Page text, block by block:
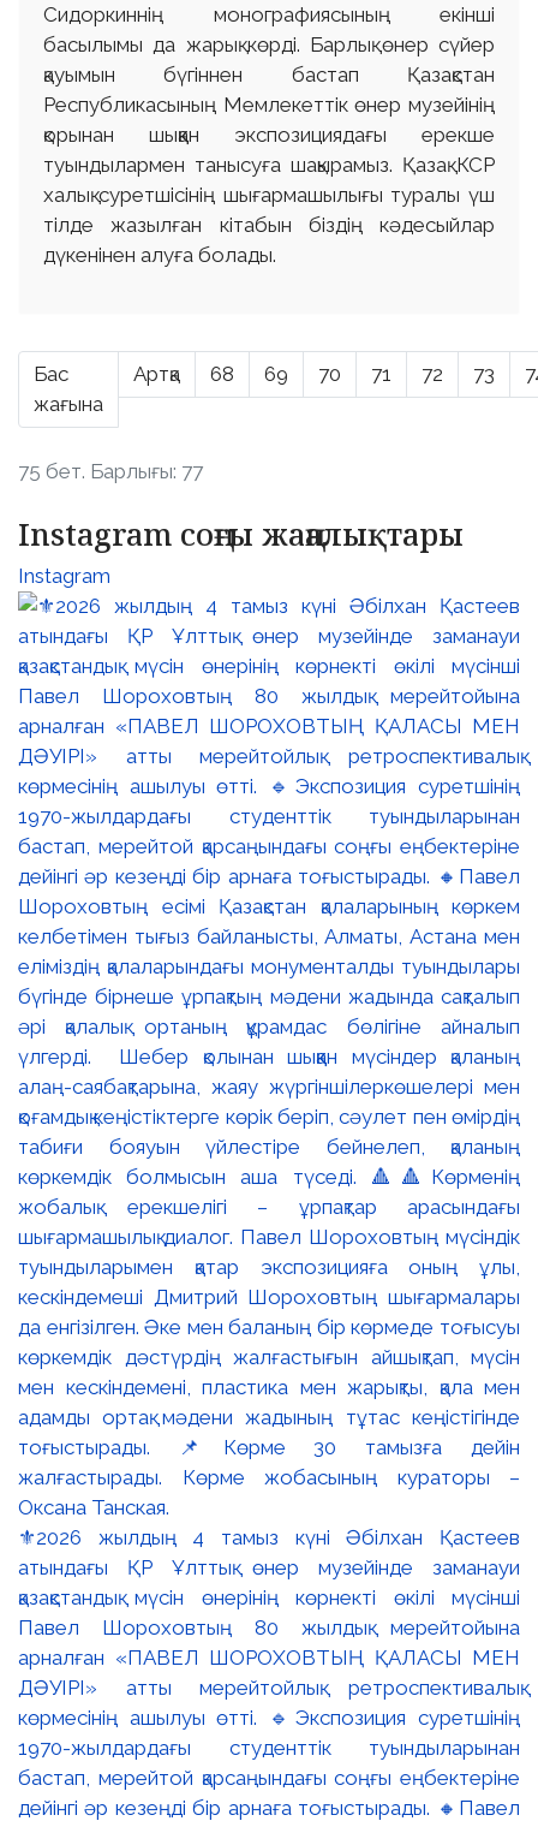
Сидоркиннің монографиясының екінші
басылымы да жарық көрді. Барлық өнер сүйер
қауымын бүгіннен бастап Қазақстан
Республикасының Мемлекеттік өнер музейінің
қорынан шыққан экспозициядағы ерекше
туындылармен танысуға шақырамыз. Қазақ КСР
халық суретшісінің шығармашылығы туралы үш
тілде жазылған кітабын біздің кәдесыйлар
дүкенінен алуға болады.
Бас
жағына
Артқа 68 69 70 71 72 73
75 бет. Барлығы: 77
Instagram соңғы жаңалықтары
Instagram
⚜️2026 жылдың 4 тамыз күні Әбілхан Қастеев
атындағы ҚР Ұлттық өнер музейінде заманауи
қазақстандық мүсін өнерінің көрнекті өкілі мүсінші
Павел Шороховтың 80 жылдық мерейтойына
арналған «ПАВЕЛ ШОРОХОВТЫҢ ҚАЛАСЫ МЕН
ДӘУІРІ» атты мерейтойлық ретроспективалық
көрмесінің ашылуы өтті. 🔹Экспозиция суретшінің
1970-жылдардағы студенттік туындыларынан
бастап, мерейтой қарсаңындағы соңғы еңбектеріне
дейінгі әр кезеңді бір арнаға тоғыстырады. 🔸Павел